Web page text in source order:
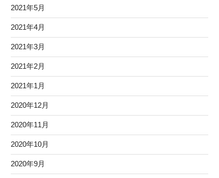
2021年5月
2021年4月
2021年3月
2021年2月
2021年1月
2020年12月
2020年11月
2020年10月
2020年9月